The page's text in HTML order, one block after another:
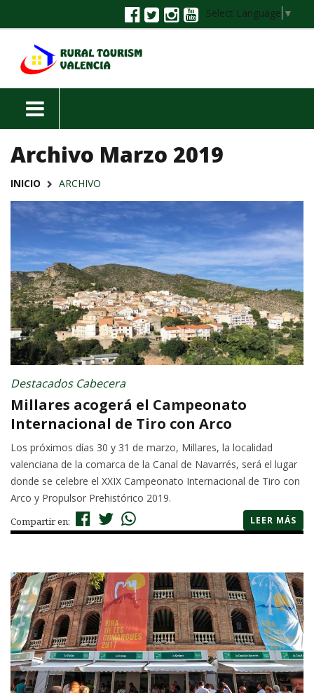
Select Language ▼
Archivo Marzo 2019
INICIO ARCHIVO
Destacados Cabecera
Millares acogerá el Campeonato
Internacional de Tiro con Arco
Los próximos días 30 y 31 de marzo, Millares, la localidad
valenciana de la comarca de la Canal de Navarrés, será el lugar
donde se celebre el XXIX Campeonato Internacional de Tiro con
Arco y Propulsor Prehistórico 2019.
Compartir en: LEER MÁS